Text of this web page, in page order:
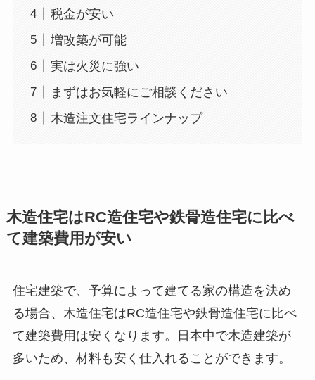
税金が安い
増改築が可能
実は火災に強い
まずはお気軽にご相談ください
木造注文住宅ラインナップ
木造住宅はRC造住宅や鉄骨造住宅に比べ
て建築費用が安い
住宅建築で、予算によって建てる家の構造を決め
る場合、木造住宅はRC造住宅や鉄骨造住宅に比べ
て建築費用は安くなります。日本中で木造建築が
多いため、材料も安く仕入れることができます。